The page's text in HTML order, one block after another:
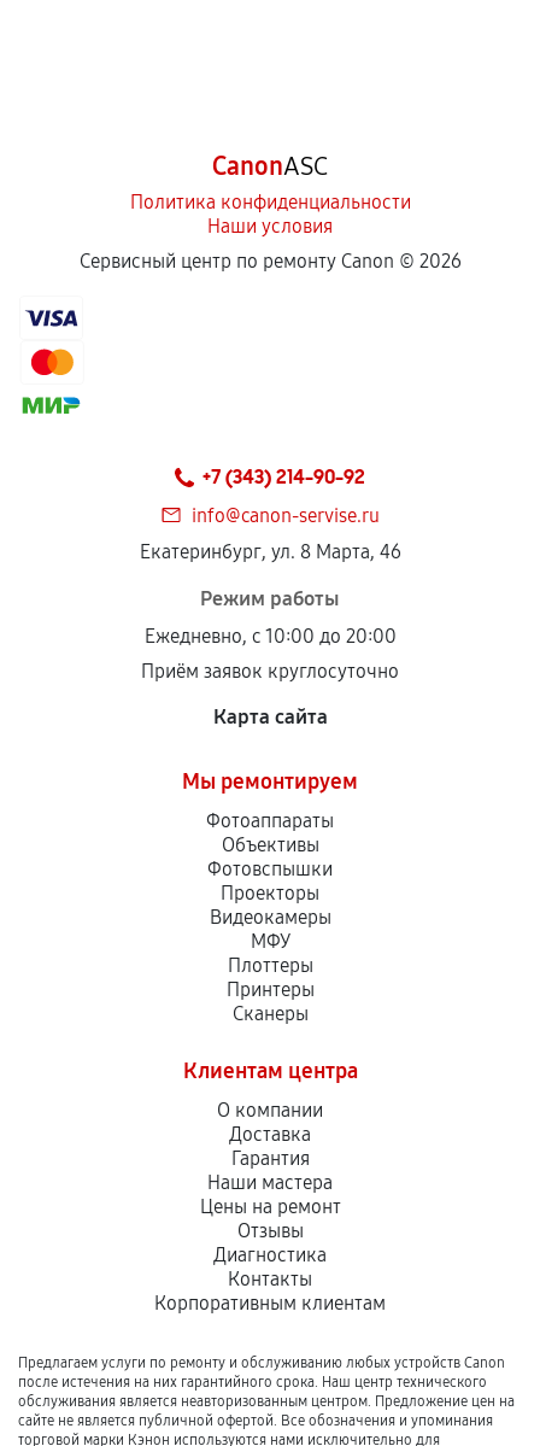
CanonASC
Политика конфиденциальности
Наши условия
Сервисный центр по ремонту Canon © 2026
+7 (343) 214-90-92
info@canon-servise.ru
Екатеринбург, ул. 8 Марта, 46
Режим работы
Ежедневно, с 10:00 до 20:00
Приём заявок круглосуточно
Карта сайта
Мы ремонтируем
Фотоаппараты
Объективы
Фотовспышки
Проекторы
Видеокамеры
МФУ
Плоттеры
Принтеры
Сканеры
Клиентам центра
О компании
Доставка
Гарантия
Наши мастера
Цены на ремонт
Отзывы
Диагностика
Контакты
Корпоративным клиентам
Предлагаем услуги по ремонту и обслуживанию любых устройств Canon
после истечения на них гарантийного срока. Наш центр технического
обслуживания является неавторизованным центром. Предложение цен на
сайте не является публичной офертой. Все обозначения и упоминания
торговой марки Кэнон используются нами исключительно для